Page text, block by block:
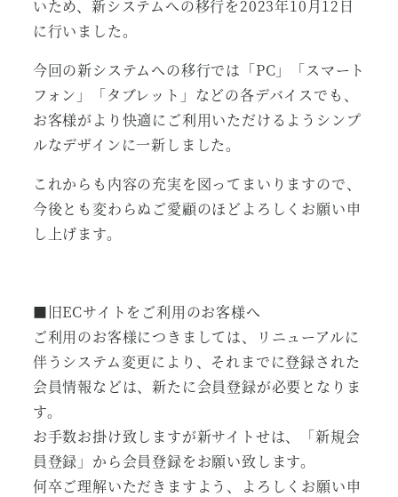
いため、新システムへの移行を2023年10月12日
に行いました。
今回の新システムへの移行では「PC」「スマート
フォン」「タブレット」などの各デバイスでも、
お客様がより快適にご利用いただけるようシンプ
ルなデザインに一新しました。
これからも内容の充実を図ってまいりますので、
今後とも変わらぬご愛顧のほどよろしくお願い申
し上げます。
■旧ECサイトをご利用のお客様へ
ご利用のお客様につきましては、リニューアルに
伴うシステム変更により、それまでに登録された
会員情報などは、新たに会員登録が必要となりま
す。
お手数お掛け致しますが新サイトせは、「新規会
員登録」から会員登録をお願い致します。
何卒ご理解いただきますよう、よろしくお願い申